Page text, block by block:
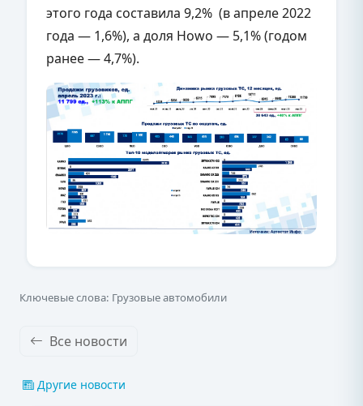
этого года составила 9,2% (в апреле 2022
года — 1,6%), а доля Howo — 5,1% (годом
ранее — 4,7%).
Ключевые слова: Грузовые автомобили
Все новости
Другие новости